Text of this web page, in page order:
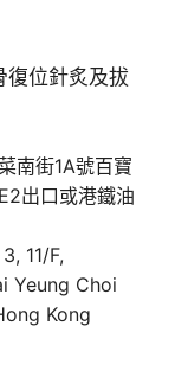
南街1A號百寶
出口或港鐵油
11/F,
Yeung Choi
Kong